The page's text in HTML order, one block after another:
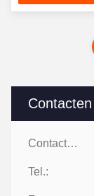
Contacten
Contacten:
Tel.: